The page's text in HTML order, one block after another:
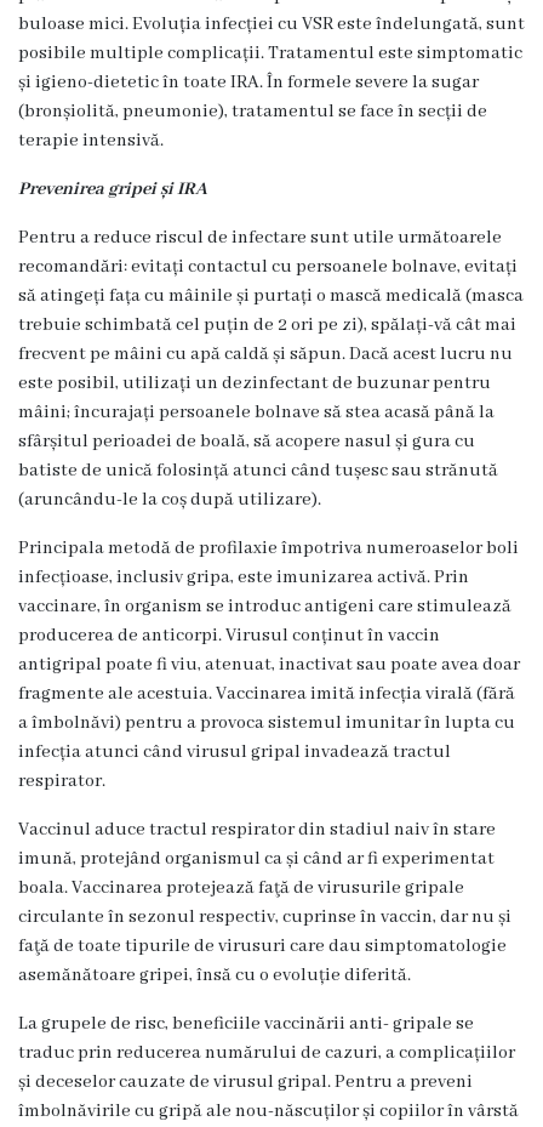
de
Sănătate
Mintală
CSPT
Ortopedie
Secţia
Reabilitare
Medicală
şi
Laboratorul
Centralizat
Transparență
Legislație
Legi
Hotărâri
de
Guvern
Ordine
MS
Dispoziții
MS
Ordine
AMT
buloase mici. Evoluția infecției cu VSR este îndelungată, sunt
posibile multiple complicații. Tratamentul este simptomatic
și igieno-dietetic în toate IRA. În formele severe la sugar
(bronșiolită, pneumonie), tratamentul se face în secții de
terapie intensivă.
Prevenirea gripei și IRA
Pentru a reduce riscul de infectare sunt utile următoarele
recomandări: evitați contactul cu persoanele bolnave, evitați
să atingeți fața cu mâinile și purtați o mască medicală (masca
trebuie schimbată cel puțin de 2 ori pe zi), spălați-vă cât mai
frecvent pe mâini cu apă caldă și săpun. Dacă acest lucru nu
este posibil, utilizați un dezinfectant de buzunar pentru
mâini; încurajați persoanele bolnave să stea acasă până la
sfârșitul perioadei de boală, să acopere nasul și gura cu
batiste de unică folosință atunci când tușesc sau strănută
(aruncându-le la coș după utilizare).
Principala metodă de profilaxie împotriva numeroaselor boli
infecțioase, inclusiv gripa, este imunizarea activă. Prin
vaccinare, în organism se introduc antigeni care stimulează
producerea de anticorpi. Virusul conținut în vaccin
antigripal poate fi viu, atenuat, inactivat sau poate avea doar
fragmente ale acestuia. Vaccinarea imită infecția virală (fără
a îmbolnăvi) pentru a provoca sistemul imunitar în lupta cu
infecția atunci când virusul gripal invadează tractul
respirator.
Vaccinul aduce tractul respirator din stadiul naiv în stare
imună, protejând organismul ca și când ar fi experimentat
boala. Vaccinarea protejează faţă de virusurile gripale
circulante în sezonul respectiv, cuprinse în vaccin, dar nu și
faţă de toate tipurile de virusuri care dau simptomatologie
asemănătoare gripei, însă cu o evoluție diferită.
La grupele de risc, beneficiile vaccinării anti- gripale se
traduc prin reducerea numărului de cazuri, a complicațiilor
și deceselor cauzate de virusul gripal. Pentru a preveni
îmbolnăvirile cu gripă ale nou-născuților și copiilor în vârstă